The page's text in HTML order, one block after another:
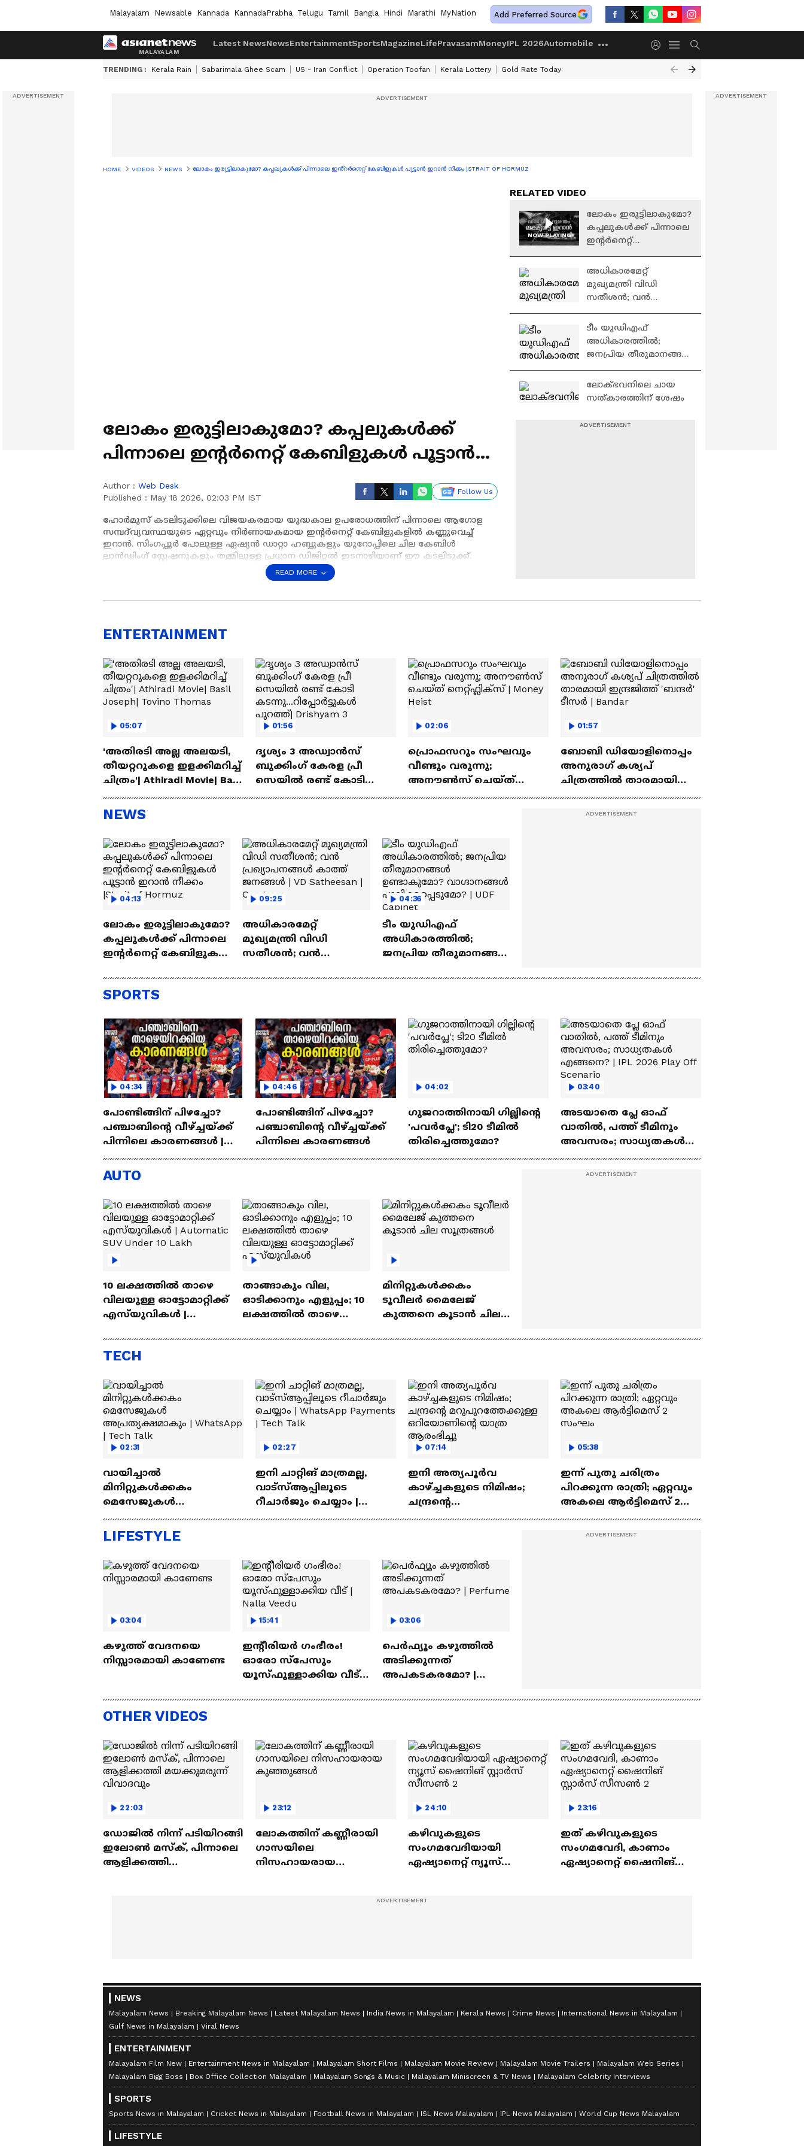
Malayalam Newsable Kannada KannadaPrabha Telugu Tamil Bangla Hindi Marathi MyNation Add Preferred Source
Latest NewsNewsEntertainmentSportsMagazineLifePravasamMoneyIPL 2026Automobile
TRENDING : Kerala Rain Sabarimala Ghee Scam US - Iran Conflict Operation Toofan Kerala Lottery Gold Rate Today
HOME VIDEOS NEWS ലോകം ഇരുട്ടിലാകുമോ? കപ്പലുകൾക്ക് പിന്നാലെ ഇൻ്റർനെറ്റ് കേബിളുകൾ പൂട്ടാൻ ഇറാൻ നീക്കം |STRAIT OF HORMUZ
ലോകം ഇരുട്ടിലാകുമോ? കപ്പലുകൾക്ക്
പിന്നാലെ ഇൻ്റർനെറ്റ് കേബിളുകൾ പൂട്ടാൻ
Author : Web Desk
Published : May 18 2026, 02:03 PM IST
Follow Us
ഹോർമുസ് കടലിടുക്കിലെ വിജയകരമായ യുദ്ധകാല ഉപരോധത്തിന് പിന്നാലെ ആഗോള
സമ്പദ്‌വ്യവസ്ഥയുടെ ഏറ്റവും നിർണായകമായ ഇൻ്റർനെറ്റ് കേബിളുകളിൽ കണ്ണുവെച്ച്
ഇറാൻ. സിംഗപ്പൂർ പോലുള്ള ഏഷ്യൻ ഡാറ്റാ ഹബ്ബുകളും യൂറോപ്പിലെ ചില കേബിൾ
ലാൻഡിംഗ് സ്റ്റേഷനുകളും തമ്മിലുള്ള പ്രധാന ഡിജിറ്റൽ ഇടനാഴിയാണ് ഈ കടലിടുക്ക്.
ഇതിലുണ്ടാകുന്ന ഏത് തടസ്സവും യൂറോപ്പും ഏഷ്യയും തമ്മിലുള്ള സാമ്പത്തിക
ഇടപാടുകളെ മന്ദഗതിയിലാക്കും, ഒപ്പം കിഴക്കൻ ആഫ്രിക്കയുടെ ചില ഭാഗങ്ങളിൽ
READ MORE
RELATED VIDEO
NOW PLAYING
ലോകം ഇരുട്ടിലാകുമോ?
കപ്പലുകൾക്ക് പിന്നാലെ
ഇൻ്റർനെറ്റ്
ഇറാൻ നീക്കം |Strait of
അധികാരമേറ്റ്
മുഖ്യമന്ത്രി വിഡി
സതീശൻ; വൻ
ജനങ്ങൾ | VD
Satheesan | Congress
ടീം യുഡിഎഫ്
അധികാരത്തിൽ;
ജനപ്രിയ തീരുമാനങ്ങൾ
വാഗ്ദാനങ്ങൾ
പാലിക്കപ്പെടുമോ? | UDF
ലോക്ഭവനിലെ ചായ
സത്കാരത്തിന് ശേഷം
സെക്രട്ടേറിയറ്റിലേക്ക് |
പ്രതീക്ഷിക്കുന്നു' | UDF
ലോക്ഭവനില്‍
ഗവര്‍ണറുടെ ചായ
സല്‍ക്കാരത്തില്‍
പങ്കെടുക്കാന്‍
മുഖ്യമന്ത്രിയും
ഇനി വിഡിഎസ്
അധികാരമേറ്റു;
മന്ത്രിമാർ
ലോക്ഭവനിലേക്ക് | VD
ENTERTAINMENT
05:07
'അതിരടി അല്ല അലയടി,
തീയറ്ററുകളെ ഇളക്കിമറിച്ച്
ചിത്രം'| Athiradi Movie| Basil
Joseph| Tovino Thomas
01:56
ദൃശ്യം 3 അഡ്വാൻസ്
ബുക്കിംഗ് കേരള പ്രീ
സെയില്‍ രണ്ട്‌ കോടി
കടന്നു...റിപ്പോർട്ടുകൾ
02:06
പ്രൊഫസറും സംഘവും
വീണ്ടും വരുന്നു;
അനൗൺസ് ചെയ്ത്
നെറ്റ്ഫ്ലിക്സ് | Money Heist
01:57
ബോബി ഡിയോളിനൊപ്പം
അനുരാഗ് കശ്യപ്
ചിത്രത്തില്‍ താരമായി
ഇന്ദ്രജിത്ത് 'ബന്ദര്‍' ടീസര്‍ |
NEWS
04:13
ലോകം ഇരുട്ടിലാകുമോ?
കപ്പലുകൾക്ക് പിന്നാലെ
ഇൻ്റർനെറ്റ് കേബിളുകൾ
|Strait of Hormuz
09:25
അധികാരമേറ്റ്
മുഖ്യമന്ത്രി വിഡി
സതീശൻ; വൻ
ജനങ്ങൾ | VD Satheesan
04:36
ടീം യുഡിഎഫ്
അധികാരത്തിൽ;
ജനപ്രിയ തീരുമാനങ്ങൾ
വാഗ്ദാനങ്ങൾ
SPORTS
04:34
പോണ്ടിങ്ങിന് പിഴച്ചോ?
പഞ്ചാബിന്റെ വീഴ്‌ച്ചയ്ക്ക്
പിന്നിലെ കാരണങ്ങള്‍ |
04:46
പോണ്ടിങ്ങിന് പിഴച്ചോ?
പഞ്ചാബിന്റെ വീഴ്‌ച്ചയ്ക്ക്
പിന്നിലെ കാരണങ്ങള്‍
04:02
ഗുജറാത്തിനായി ഗില്ലിന്റെ
'പവര്‍പ്ലേ'; ടി20 ടീമില്‍
തിരിച്ചെത്തുമോ?
03:40
അടയാതെ പ്ലേ ഓഫ്
വാതില്‍, പത്ത് ടീമിനും
അവസരം; സാധ്യതകള്‍
AUTO
10 ലക്ഷത്തിൽ താഴെ
വിലയുള്ള ഓട്ടോമാറ്റിക്ക്
എസ്‍യുവികൾ |
Lakh
താങ്ങാകും വില,
ഓടിക്കാനും എളുപ്പം; 10
ലക്ഷത്തിൽ താഴെ
എസ്‍യുവികൾ
മിനിറ്റുകൾക്കകം
ടൂവീലർ മൈലേജ്
കുത്തനെ കൂടാൻ ചില
TECH
02:31
വായിച്ചാൽ
മിനിറ്റുകൾക്കകം
മെസേജുകള്‍
അപ്രത്യക്ഷമാകും |
WhatsApp | Tech Talk
02:27
ഇനി ചാറ്റിങ് മാത്രമല്ല,
വാട്‌സ്‌ആപ്പിലൂടെ
റീചാർജും ചെയ്യാം |
WhatsApp Payments | Tech
07:14
ഇനി അത്യപൂര്‍വ
കാഴ്ച്ചകളുടെ നിമിഷം;
ചന്ദ്രന്റെ
മറുപുറത്തേക്കുള്ള
05:38
ഇന്ന് പുതു ചരിത്രം
പിറക്കുന്ന രാത്രി; ഏറ്റവും
അകലെ ആര്‍ട്ടിമെസ് 2
സംഘം
LIFESTYLE
03:04
കഴുത്ത് വേദനയെ
നിസ്സാരമായി കാണേണ്ട
15:41
ഇന്റീരിയർ ഗംഭീരം!
ഓരോ സ്‌പേസും
യൂസ്ഫുള്ളാക്കിയ വീട് |
03:06
പെർഫ്യൂം കഴുത്തിൽ
അടിക്കുന്നത്
അപകടകരമോ? |
OTHER VIDEOS
22:03
ഡോജിൽ നിന്ന് പടിയിറങ്ങി
ഇലോൺ മസ്ക്, പിന്നാലെ
ആളിക്കത്തി
23:12
ലോകത്തിന് കണ്ണീരായി
ഗാസയിലെ
നിസഹായരായ
24:10
കഴിവുകളുടെ
സംഗമവേദിയായി
ഏഷ്യാനെറ്റ് ന്യൂസ്
23:16
ഇത് കഴിവുകളുടെ
സംഗമവേദി, കാണാം
ഏഷ്യാനെറ്റ് ഷൈനിങ്
NEWS
Malayalam News Breaking Malayalam News Latest Malayalam News India News in Malayalam Kerala News Crime News
International News in Malayalam
Gulf News in Malayalam
Viral News
ENTERTAINMENT
Malayalam Film New Entertainment News in Malayalam Malayalam Short Films Malayalam Movie Review Malayalam Movie Trailers
Malayalam Web Series
Malayalam Bigg Boss
Box Office Collection Malayalam Malayalam Songs & Music Malayalam Miniscreen & TV News Malayalam Celebrity Interviews
SPORTS
Sports News in Malayalam Cricket News in Malayalam Football News in Malayalam ISL News Malayalam IPL News Malayalam World Cup News Malayalam
LIFESTYLE